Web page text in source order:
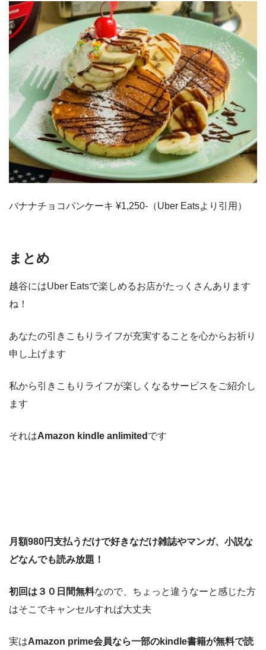
バナナチョコパンケーキ ¥1,250-（Uber Eatsより引用）
まとめ
越谷にはUber Eatsで楽しめるお店がたっくさんあります
ね！
あなたの引きこもりライフが充実することを心からお祈り
申し上げます
私から引きこもりライフが楽しくなるサービスをご紹介し
ます
それはAmazon kindle anlimited です
月額980円支払うだけで好きなだけ雑誌やマンガ、小説な
どなんでも読み放題！
初回は３０日間無料なので、ちょっと違うなーと感じた方
はそこでキャンセルすれば大丈夫
実はAmazon prime会員なら一部のkindle書籍が無料で読